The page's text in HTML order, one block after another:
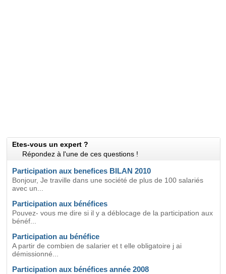
Etes-vous un expert ?
Répondez à l'une de ces questions !
Participation aux benefices BILAN 2010
Bonjour, Je traville dans une société de plus de 100 salariés
avec un...
Participation aux bénéfices
Pouvez- vous me dire si il y a déblocage de la participation aux
bénéf...
Participation au bénéfice
A partir de combien de salarier et t elle obligatoire j ai
démissionné...
Participation aux bénéfices année 2008